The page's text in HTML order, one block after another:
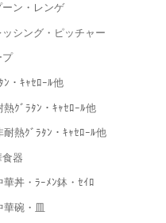
ーン・レンゲ
ッシング・ピッチャー
プ
ﾝ・ｷｬｾﾛｰﾙ他
熱ｸﾞﾗﾀﾝ・ｷｬｾﾛｰﾙ他
耐熱ｸﾞﾗﾀﾝ・ｷｬｾﾛｰﾙ他
器
華丼・ﾗｰﾒﾝ鉢・ｾｲﾛ
華碗・皿